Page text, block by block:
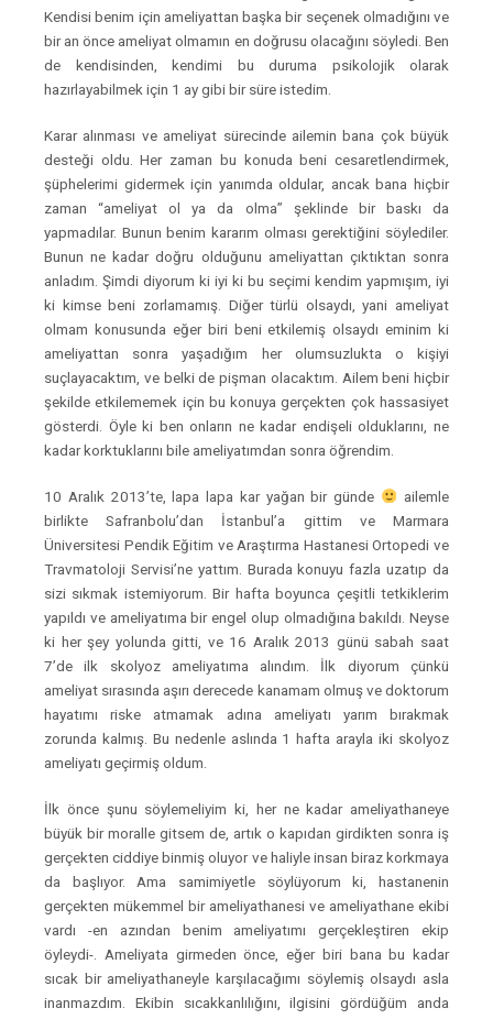
Kendisi benim için ameliyattan başka bir seçenek olmadığını ve
bir an önce ameliyat olmamın en doğrusu olacağını söyledi. Ben
de kendisinden, kendimi bu duruma psikolojik olarak
hazırlayabilmek için 1 ay gibi bir süre istedim.
Karar alınması ve ameliyat sürecinde ailemin bana çok büyük
desteği oldu. Her zaman bu konuda beni cesaretlendirmek,
şüphelerimi gidermek için yanımda oldular, ancak bana hiçbir
zaman “ameliyat ol ya da olma” şeklinde bir baskı da
yapmadılar. Bunun benim kararım olması gerektiğini söylediler.
Bunun ne kadar doğru olduğunu ameliyattan çıktıktan sonra
anladım. Şimdi diyorum ki iyi ki bu seçimi kendim yapmışım, iyi
ki kimse beni zorlamamış. Diğer türlü olsaydı, yani ameliyat
olmam konusunda eğer biri beni etkilemiş olsaydı eminim ki
ameliyattan sonra yaşadığım her olumsuzlukta o kişiyi
suçlayacaktım, ve belki de pişman olacaktım. Ailem beni hiçbir
şekilde etkilememek için bu konuya gerçekten çok hassasiyet
gösterdi. Öyle ki ben onların ne kadar endişeli olduklarını, ne
kadar korktuklarını bile ameliyatımdan sonra öğrendim.
10 Aralık 2013’te, lapa lapa kar yağan bir günde
ailemle
birlikte Safranbolu’dan İstanbul’a gittim ve Marmara
Üniversitesi Pendik Eğitim ve Araştırma Hastanesi Ortopedi ve
Travmatoloji Servisi’ne yattım. Burada konuyu fazla uzatıp da
sizi sıkmak istemiyorum. Bir hafta boyunca çeşitli tetkiklerim
yapıldı ve ameliyatıma bir engel olup olmadığına bakıldı. Neyse
ki her şey yolunda gitti, ve 16 Aralık 2013 günü sabah saat
7’de ilk skolyoz ameliyatıma alındım. İlk diyorum çünkü
ameliyat sırasında aşırı derecede kanamam olmuş ve doktorum
hayatımı riske atmamak adına ameliyatı yarım bırakmak
zorunda kalmış. Bu nedenle aslında 1 hafta arayla iki skolyoz
ameliyatı geçirmiş oldum.
İlk önce şunu söylemeliyim ki, her ne kadar ameliyathaneye
büyük bir moralle gitsem de, artık o kapıdan girdikten sonra iş
gerçekten ciddiye binmiş oluyor ve haliyle insan biraz korkmaya
da başlıyor. Ama samimiyetle söylüyorum ki, hastanenin
gerçekten mükemmel bir ameliyathanesi ve ameliyathane ekibi
vardı -en azından benim ameliyatımı gerçekleştiren ekip
öyleydi-. Ameliyata girmeden önce, eğer biri bana bu kadar
sıcak bir ameliyathaneyle karşılacağımı söylemiş olsaydı asla
inanmazdım. Ekibin sıcakkanlılığını, ilgisini gördüğüm anda